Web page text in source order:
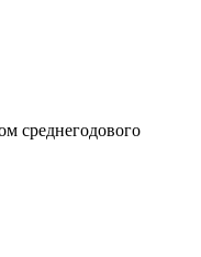
среднегодового